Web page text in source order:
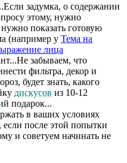
задумка, о содержании
этому, нужно
показать готовую
(например у Тема на
лица
забываем, что
фильтра, декор и
будет знать, какого
дискусов из 10-12
подарок...
в ваших условиях
после этой попытки
и советуем начинать не